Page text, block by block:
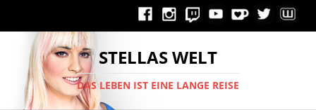
STELLAS WELT
DAS LEBEN IST EINE LANGE REISE